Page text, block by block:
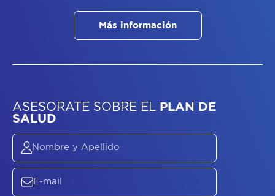
Más información
ASESORATE SOBRE
PLAN DE
SALUD